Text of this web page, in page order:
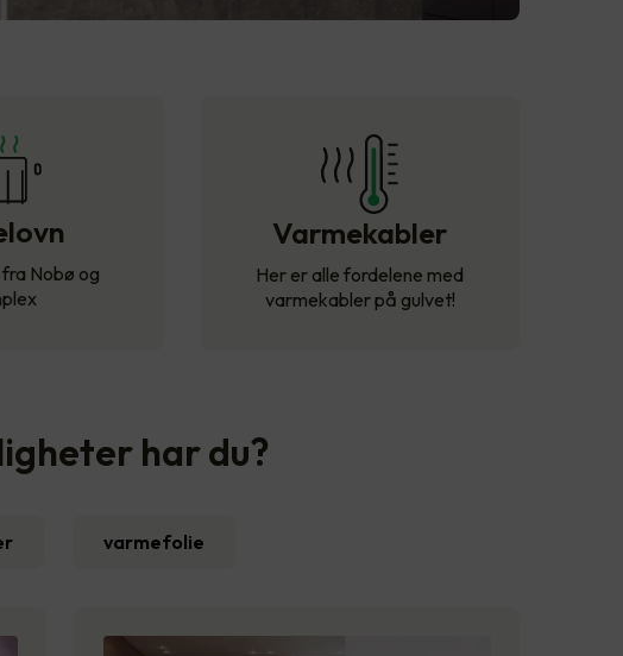
Nobø og
Varmekabler
Her er alle fordelene med
varmekabler på gulvet!
har du?
varmefolie